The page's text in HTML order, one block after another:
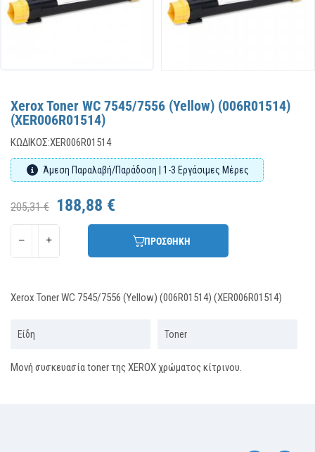
Xerox Toner WC 7545/7556 (Yellow) (006R01514)
(XER006R01514)
ΚΩΔΙΚΌΣ:XER006R01514
Άμεση Παραλαβή/Παράδοση | 1-3 Εργάσιμες Μέρες
205,31 € 188,88 €
ΠΡΟΣΘΗΚΗ
Xerox Toner WC 7545/7556 (Yellow) (006R01514) (XER006R01514)
Είδη Toner
Μονή συσκευασία toner της XEROX χρώματος κίτρινου.